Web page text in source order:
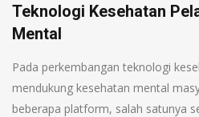
Teknologi Kesehatan
Mental
Pada perkembangan teknologi
mendukung kesehatan mental
beberapa platform, salah satunya